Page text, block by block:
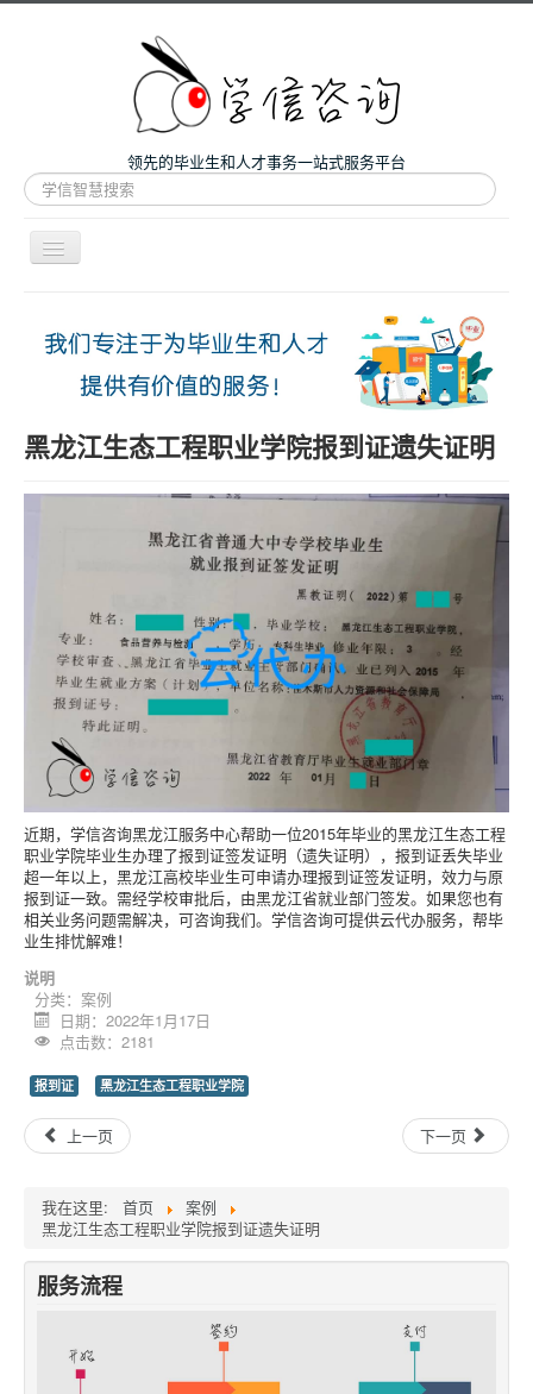
领先的毕业生和人才事务一站式服务平台
站
内
搜
导
航
微咨询
人才服务
留学和考研
案例
黑龙江生态工程职业学院报到证遗失证明
近期，学信咨询黑龙江服务中心帮助一位2015年毕业的黑龙江生态工程
职业学院毕业生办理了报到证签发证明（遗失证明），报到证丢失毕业
超一年以上，黑龙江高校毕业生可申请办理报到证签发证明，效力与原
报到证一致。需经学校审批后，由黑龙江省就业部门签发。如果您也有
相关业务问题需解决，可咨询我们。学信咨询可提供云代办服务，帮毕
业生排忧解难！
说明
分类： 案例
日期：2022年1月17日
点击数：2181
报到证 黑龙江生态工程职业学院
上一页 下一页
我在这里: 首页
案例
黑龙江生态工程职业学院报到证遗失证明
服务流程